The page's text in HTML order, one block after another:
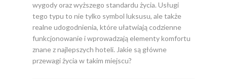
wygody oraz wyższego standardu życia. Usługi
tego typu to nie tylko symbol luksusu, ale także
realne udogodnienia, które ułatwiają codzienne
funkcjonowanie i wprowadzają elementy komfortu
znane z najlepszych hoteli. Jakie są główne
przewagi życia w takim miejscu?